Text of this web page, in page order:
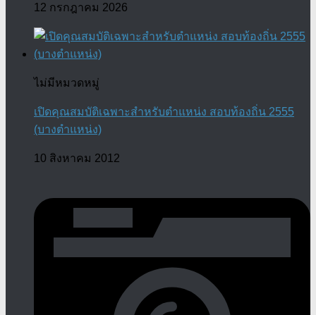
12 กรกฎาคม 2026
ไม่มีหมวดหมู่
เปิดคุณสมบัติเฉพาะสำหรับตำแหน่ง สอบท้องถิ่น 2555
(บางตำแหน่ง)
10 สิงหาคม 2012